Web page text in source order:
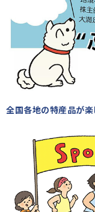
全国各地の特産品が楽